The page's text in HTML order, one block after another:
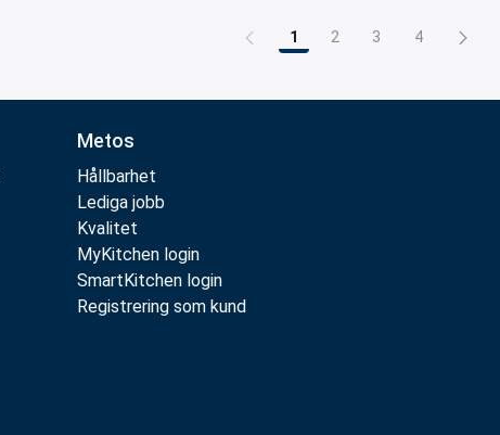
Sida
1 Sida
2 Sida
3 Sida
4
Metos
Hållbarhet
Lediga jobb
Kvalitet
MyKitchen login
SmartKitchen login
Registrering som kund